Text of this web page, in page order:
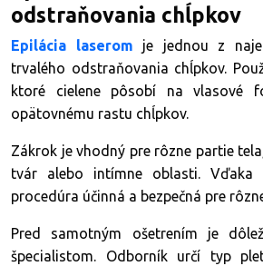
odstraňovania chĺpkov
Epilácia laserom je jednou z
trvalého odstraňovania chĺpkov.
ktoré cielene pôsobí na vlasové
opätovnému rastu chĺpkov.
Zákrok je vhodný pre rôzne partie
tvár alebo intímne oblasti. Vďaka
procedúra účinná a bezpečná pre
Pred samotným ošetrením je
špecialistom. Odborník určí typ